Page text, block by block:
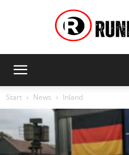
Start News Inland